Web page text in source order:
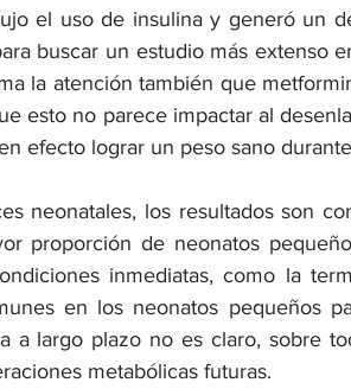
el uso de insulina y generó un
buscar un estudio más extenso
la atención también que
esto no parece impactar al
efecto lograr un peso sano
neonatales, los resultados son
proporción de neonatos
inmediatas, como la
en los neonatos pequeños
a largo plazo no es claro, sobre
metabólicas futuras.